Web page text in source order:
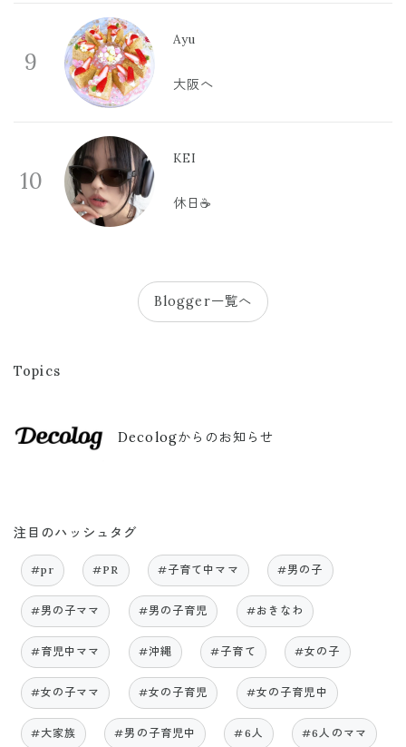
9
Ayu
大阪へ
10
KEI
休日☕️
Blogger一覧へ
Topics
Decologからのお知らせ
注目のハッシュタグ
#pr #PR #子育て中ママ #男の子
#男の子ママ #男の子育児 #おきなわ
#育児中ママ #沖縄 #子育て #女の子
#女の子ママ #女の子育児 #女の子育児中
#大家族 #男の子育児中 #6人 #6人のママ